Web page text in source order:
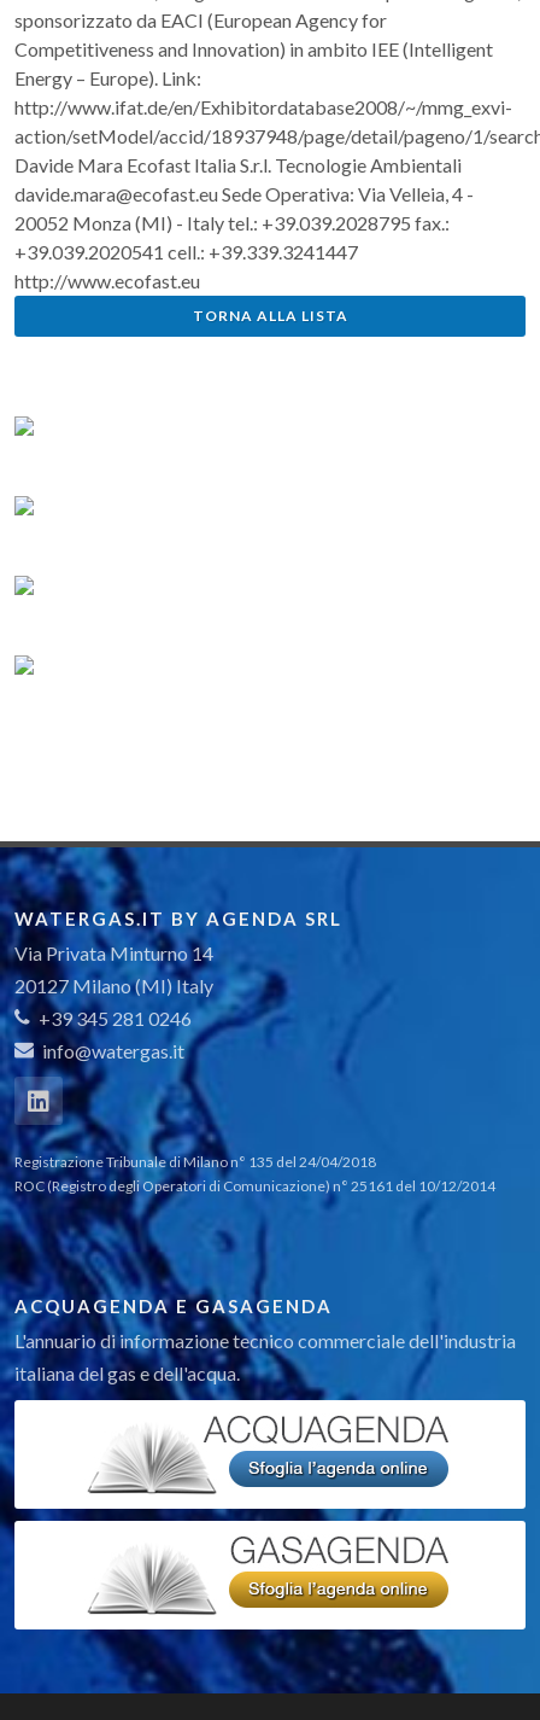
sponsorizzato da EACI (European Agency for
Competitiveness and Innovation) in ambito IEE (Intelligent
Energy – Europe). Link:
http://www.ifat.de/en/Exhibitordatabase2008/~/mmg_exvi-
action/setModel/accid/18937948/page/detail/pageno/1/
Davide Mara Ecofast Italia S.r.l. Tecnologie Ambientali
davide.mara@ecofast.eu Sede Operativa: Via Velleia, 4 -
20052 Monza (MI) - Italy tel.: +39.039.2028795 fax.:
+39.039.2020541 cell.: +39.339.3241447
http://www.ecofast.eu
TORNA ALLA LISTA
WATERGAS.IT BY AGENDA SRL
Via Privata Minturno 14
20127 Milano (MI) Italy
+39 345 281 0246
info@watergas.it
Registrazione Tribunale di Milano n° 135 del 24/04/2018
ROC (Registro degli Operatori di Comunicazione) n° 25161 del 10/12/2014
ACQUAGENDA E GASAGENDA
L'annuario di informazione tecnico commerciale dell'industria
italiana del gas e dell'acqua.